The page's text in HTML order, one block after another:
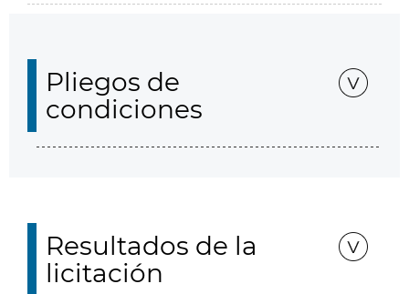
Pliegos de
condiciones
Resultados de la
licitación